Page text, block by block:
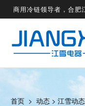
商用冷链领导者，合肥
首页 > 动态 > 江雪动态